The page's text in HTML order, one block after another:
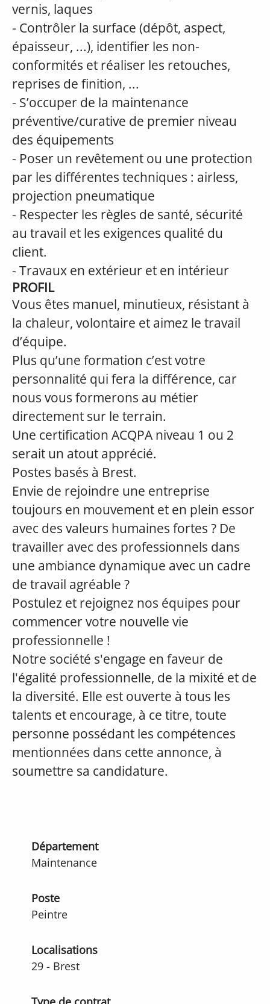
vernis, laques
- Contrôler la surface (dépôt, aspect,
épaisseur, ...), identifier les non-
conformités et réaliser les retouches,
reprises de finition, ...
- S’occuper de la maintenance
préventive/curative de premier niveau
des équipements
- Poser un revêtement ou une protection
par les différentes techniques : airless,
projection pneumatique
- Respecter les règles de santé, sécurité
au travail et les exigences qualité du
client.
- Travaux en extérieur et en intérieur
PROFIL
Vous êtes manuel, minutieux, résistant à
la chaleur, volontaire et aimez le travail
d’équipe.
Plus qu’une formation c’est votre
personnalité qui fera la différence, car
nous vous formerons au métier
directement sur le terrain.
Une certification ACQPA niveau 1 ou 2
serait un atout apprécié.
Postes basés à Brest.
Envie de rejoindre une entreprise
toujours en mouvement et en plein essor
avec des valeurs humaines fortes ? De
travailler avec des professionnels dans
une ambiance dynamique avec un cadre
de travail agréable ?
Postulez et rejoignez nos équipes pour
commencer votre nouvelle vie
professionnelle !
Notre société s'engage en faveur de
l'égalité professionnelle, de la mixité et de
la diversité. Elle est ouverte à tous les
talents et encourage, à ce titre, toute
personne possédant les compétences
mentionnées dans cette annonce, à
soumettre sa candidature.
Département
Maintenance
Poste
Peintre
Localisations
29 - Brest